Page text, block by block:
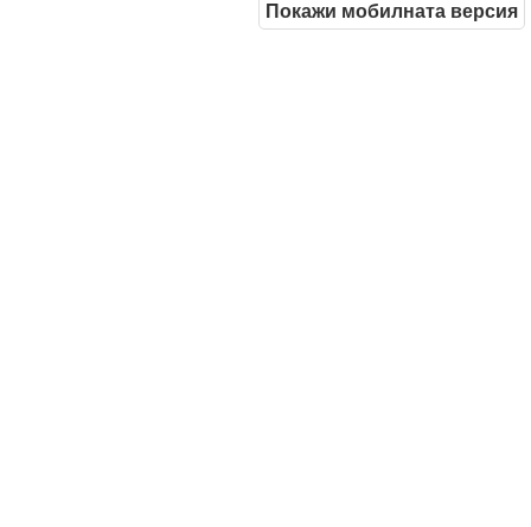
Покажи мобилната версия